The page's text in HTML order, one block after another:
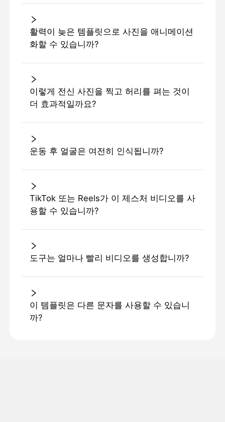
활력이 늦은 템플릿으로 사진을 애니메이션
화할 수 있습니까?
이렇게 전신 사진을 찍고 허리를 펴는 것이
더 효과적일까요?
운동 후 얼굴은 여전히 ​​인식됩니까?
TikTok 또는 Reels가 이 제스처 비디오를 사
용할 수 있습니까?
도구는 얼마나 빨리 비디오를 생성합니까?
이 템플릿은 다른 문자를 사용할 수 있습니
까?